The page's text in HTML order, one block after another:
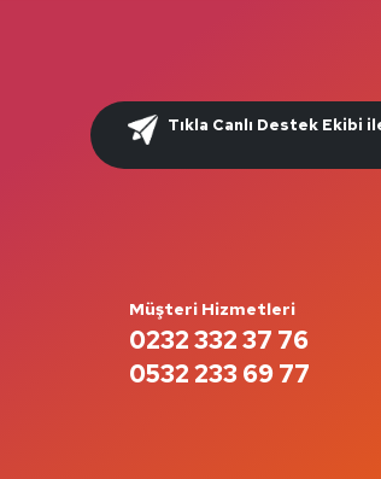
Tıkla Canlı Destek Ekibi
Müşteri Hizmetleri
0232 332 37 76
0532 233 69 77